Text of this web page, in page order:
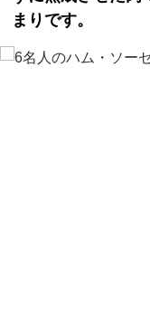
まりです。